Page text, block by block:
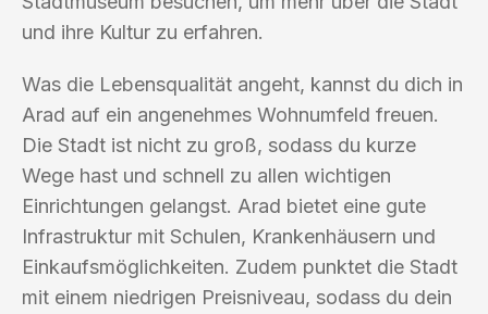
und ihre Kultur zu erfahren.
Was die Lebensqualität angeht, kannst du dich in
Arad auf ein angenehmes Wohnumfeld freuen.
Die Stadt ist nicht zu groß, sodass du kurze
Wege hast und schnell zu allen wichtigen
Einrichtungen gelangst. Arad bietet eine gute
Infrastruktur mit Schulen, Krankenhäusern und
Einkaufsmöglichkeiten. Zudem punktet die Stadt
mit einem niedrigen Preisniveau, sodass du dein